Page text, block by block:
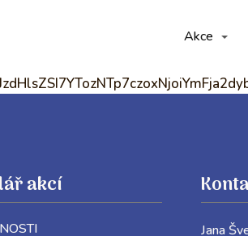
Akce
akcí
Jana